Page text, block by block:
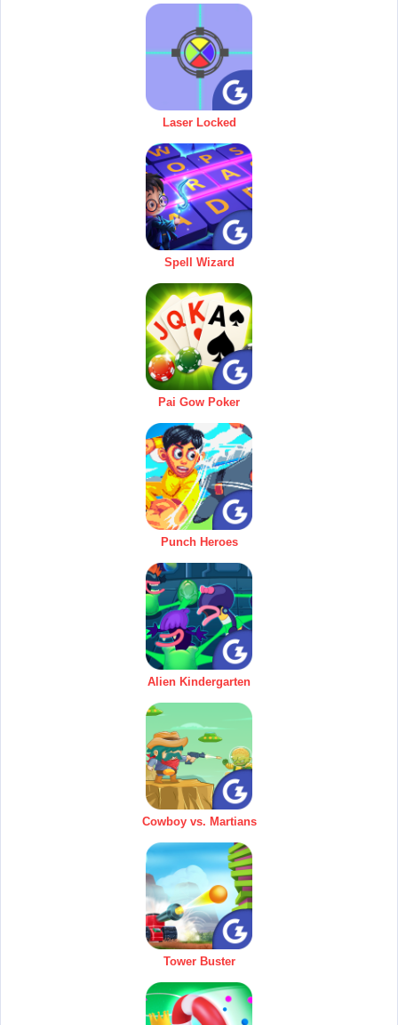
Laser Locked
Spell Wizard
Pai Gow Poker
Punch Heroes
Alien Kindergarten
Cowboy vs. Martians
Tower Buster